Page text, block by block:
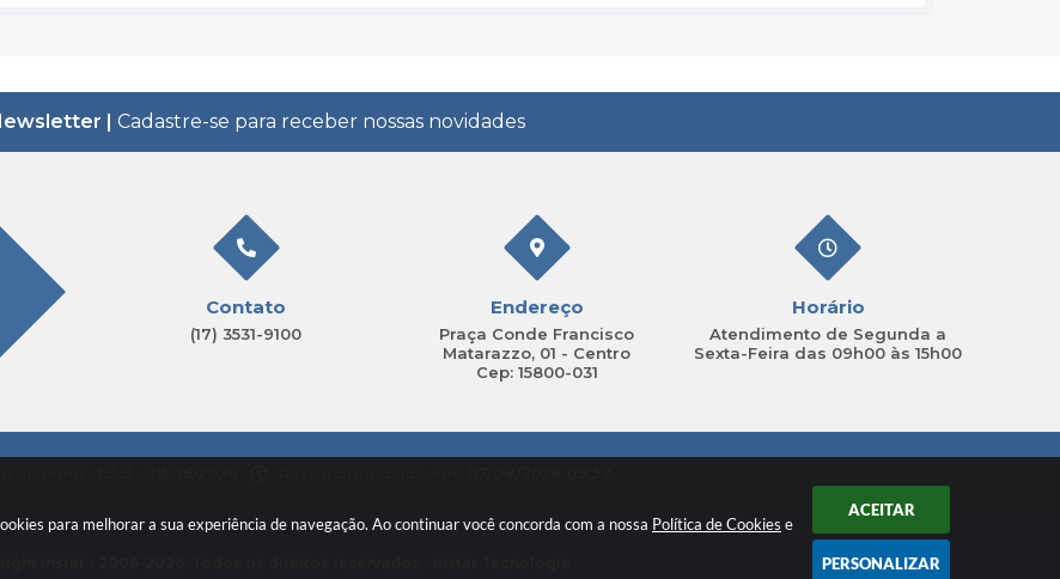
para melhorar a sua experiência de navegação. Ao continuar você concorda com a nossa Política de Cookies e
ACEITAR
PERSONALIZAR
| Cadastre-se para receber nossas novidades
Contato
(17) 3531-9100
Endereço
Praça Conde Francisco
Matarazzo, 01 - Centro
Cep: 15800-031
Horário
Atendimento de Segunda a
Sexta-Feira das 09h00 às 15h00